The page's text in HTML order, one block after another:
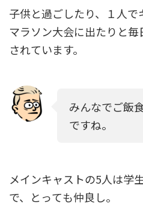
子供と過ごしたり、１人で
マラソン大会に出たりと
されています。
みんなでご飯
ですね。
メインキャストの5人は学
で、とっても仲良し。